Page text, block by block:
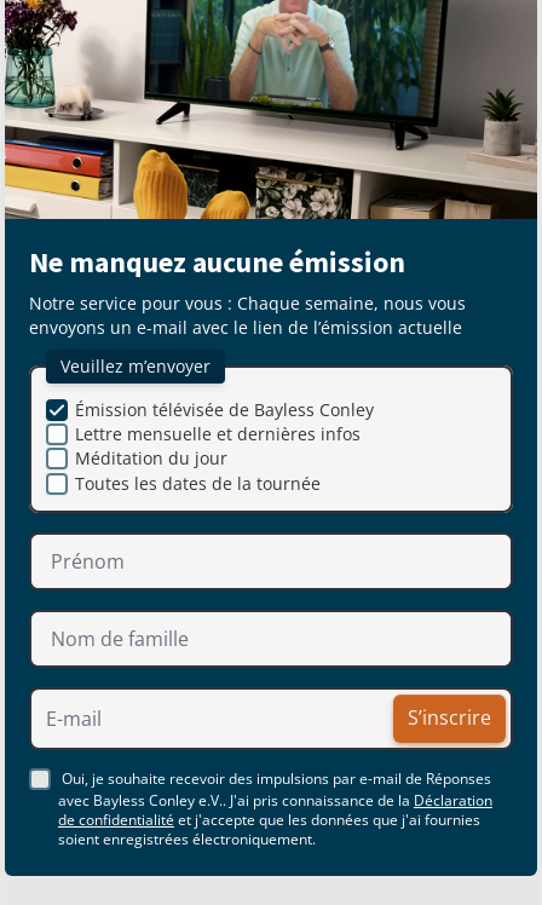
Ne manquez aucune émission
Notre service pour vous : Chaque semaine, nous vous
envoyons un e-mail avec le lien de l’émission actuelle
Veuillez m’envoyer
Lettre mensuelle et dernières infos
Méditation du jour
Émission télévisée de Bayless Conley
Toutes les dates de la tournée
S’inscrire
Oui, je souhaite recevoir des impulsions par e-mail de Réponses
avec Bayless Conley e.V.. J'ai pris connaissance de la Déclaration
de confidentialitéet j'accepte que les données que j'ai fournies
soient enregistrées électroniquement.